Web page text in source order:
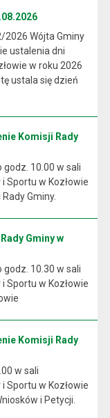
2026 Wójta Gminy
ustalenia dni
w roku 2026
ustala się dzień
Komisji Rady
godz. 10.00 w sali
Sportu w Kozłowie
Gminy.
Gminy w
godz. 10.30 w sali
Sportu w Kozłowie
Komisji Rady
w sali
Sportu w Kozłowie
i Petycji.